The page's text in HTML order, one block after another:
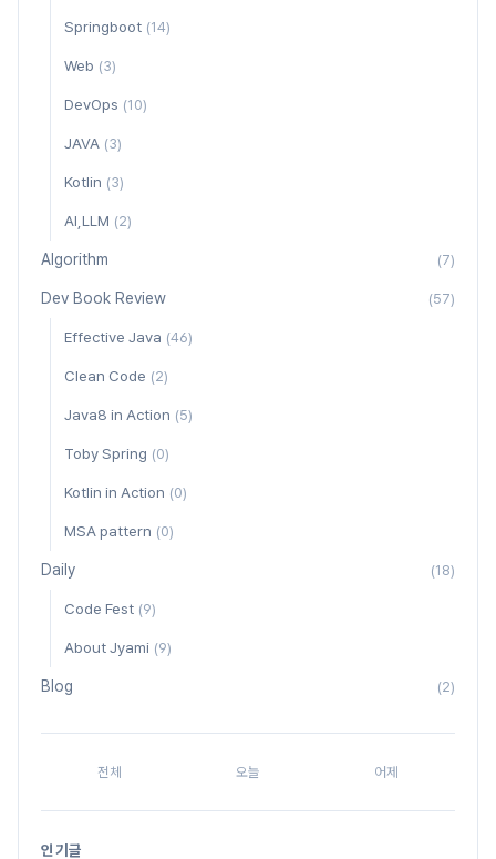
Springboot (14)
Web (3)
DevOps (10)
JAVA (3)
Kotlin (3)
AI,LLM (2)
Algorithm (7)
Dev Book Review (57)
Effective Java (46)
Clean Code (2)
Java8 in Action (5)
Toby Spring (0)
Kotlin in Action (0)
MSA pattern (0)
Daily (18)
Code Fest (9)
About Jyami (9)
Blog (2)
전체 오늘 어제